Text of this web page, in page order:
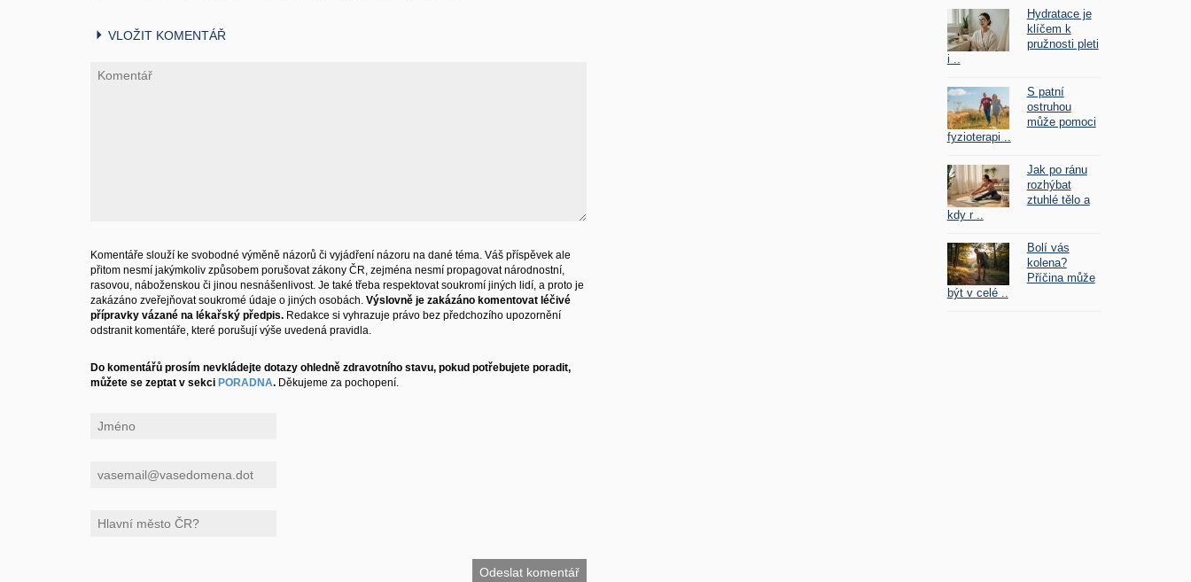
VLOŽIT KOMENTÁŘ
Komentáře slouží ke svobodné výměně názorů či vyjádření názoru na dané téma. Váš příspěvek ale
přitom nesmí jakýmkoliv způsobem porušovat zákony ČR, zejména nesmí propagovat národnostní,
rasovou, náboženskou či jinou nesnášenlivost. Je také třeba respektovat soukromí jiných lidí, a proto je
zakázáno zveřejňovat soukromé údaje o jiných osobách. Výslovně je zakázáno komentovat léčivé
přípravky vázané na lékařský předpis. Redakce si vyhrazuje právo bez předchozího upozornění
odstranit komentáře, které porušují výše uvedená pravidla.
Do komentářů prosím nevkládejte dotazy ohledně zdravotního stavu, pokud potřebujete poradit,
můžete se zeptat v sekci PORADNA. Děkujeme za pochopení.
Hydratace je
klíčem k
pružnosti pleti
i ..
S patní
ostruhou
může pomoci
fyzioterapi ..
Jak po ránu
rozhýbat
ztuhlé tělo a
kdy r ..
Bolí vás
kolena?
Příčina může
být v celé ..